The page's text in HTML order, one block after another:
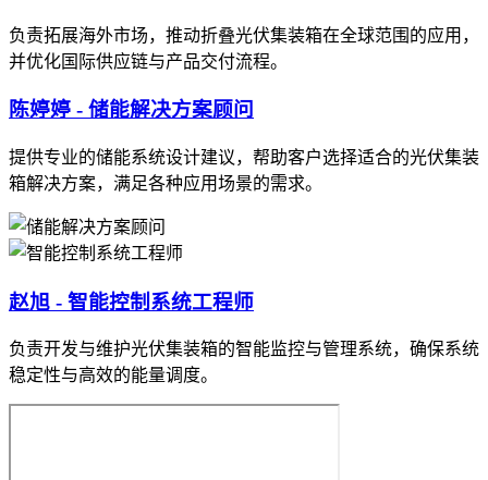
负责拓展海外市场，推动折叠光伏集装箱在全球范围的应用，
并优化国际供应链与产品交付流程。
陈婷婷 - 储能解决方案顾问
提供专业的储能系统设计建议，帮助客户选择适合的光伏集装
箱解决方案，满足各种应用场景的需求。
赵旭 - 智能控制系统工程师
负责开发与维护光伏集装箱的智能监控与管理系统，确保系统
稳定性与高效的能量调度。